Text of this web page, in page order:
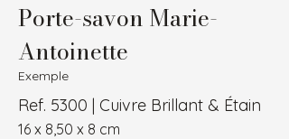
Porte-savon Marie-
Antoinette
Exemple
Ref. 5300 | Cuivre Brillant & Étain
16 x 8,50 x 8 cm